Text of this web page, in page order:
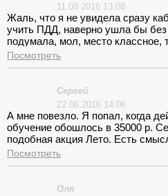
11.08.2016 13:08
Жаль, что я не увидела сразу
учить ПДД, наверно ушла бы без
подумала, мол, место классное,
занятие думала, будет
воняет сыростью, но учитель
Посмотреть
Сергей
22.06.2016 14:06
А мне повезло. Я попал, когда
обучение обошлось в 35000 р.
подобная акция Лето. Есть
Посмотреть
Оля